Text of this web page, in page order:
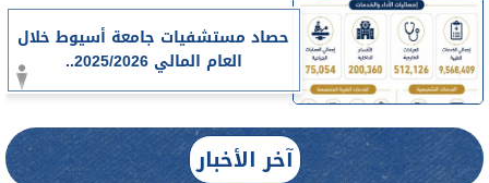
حصاد مستشفيات جامعة أسيوط خلال
العام المالي 2025/2026..
آخر الأخبار